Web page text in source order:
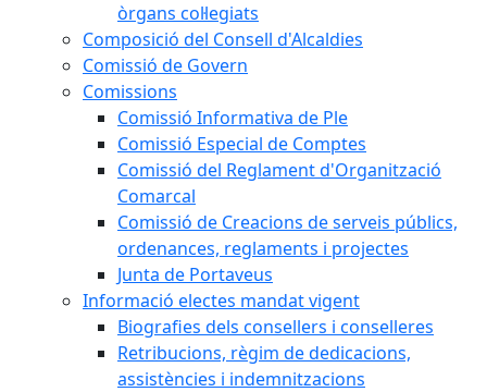
òrgans col·legiats
Composició del Consell d'Alcaldies
Comissió de Govern
Comissions
Comissió Informativa de Ple
Comissió Especial de Comptes
Comissió del Reglament d'Organització
Comarcal
Comissió de Creacions de serveis públics,
ordenances, reglaments i projectes
Junta de Portaveus
Informació electes mandat vigent
Biografies dels consellers i conselleres
Retribucions, règim de dedicacions,
assistències i indemnitzacions